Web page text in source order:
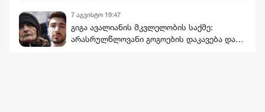
7 აგვისტო 19:47
გიგა ავალიანის მკვლელობის საქმე:
არასრულწლოვანი გოგოების დაკავება და